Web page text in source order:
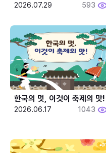
2026.07.29 593
한국의 멋, 이것이 축제의 맛!
2026.06.17 1043